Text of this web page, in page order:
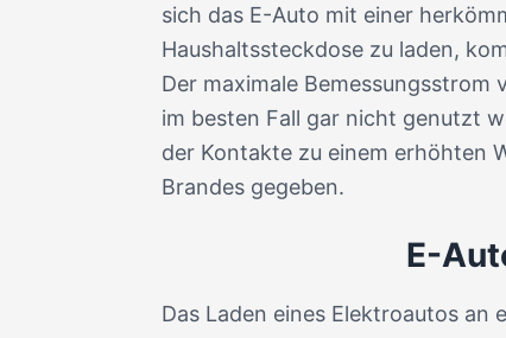
sich das E-Auto mit einer
Haushaltssteckdose zu laden,
Der maximale
im besten Fall gar nicht genutzt
der Kontakte zu einem erhöhten
Brandes gegeben.
E-
Das Laden eines Elektroautos